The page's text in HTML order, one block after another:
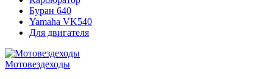
Буран 640
Yamaha VK540
Для двигателя
Мотовездеходы